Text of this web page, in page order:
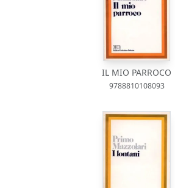
IL MIO PARROCO
9788810108093